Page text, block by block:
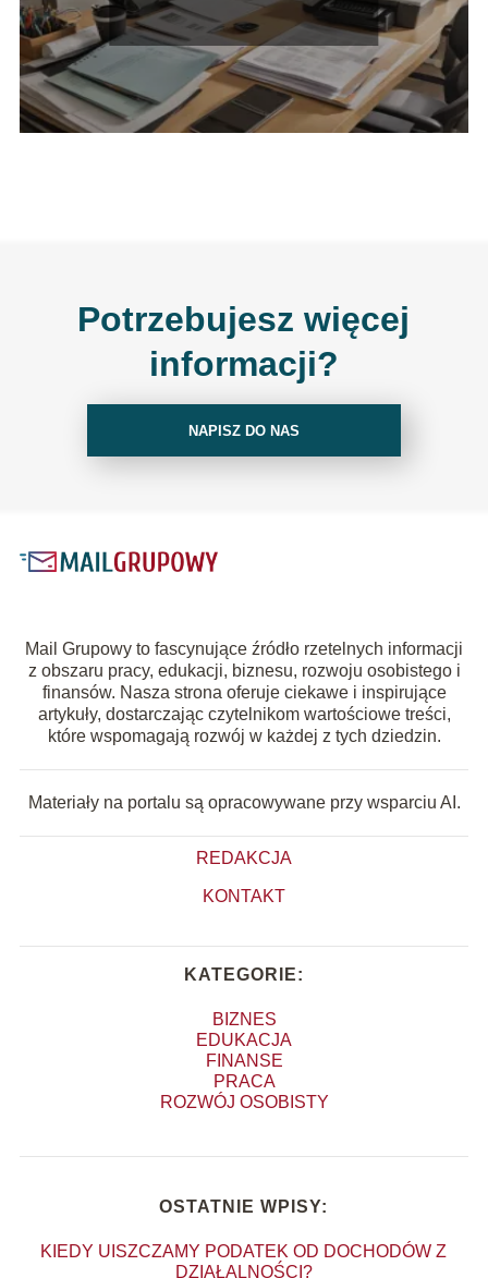
Potrzebujesz więcej
informacji?
NAPISZ DO NAS
Mail Grupowy to fascynujące źródło rzetelnych informacji
z obszaru pracy, edukacji, biznesu, rozwoju osobistego i
finansów. Nasza strona oferuje ciekawe i inspirujące
artykuły, dostarczając czytelnikom wartościowe treści,
które wspomagają rozwój w każdej z tych dziedzin.
Materiały na portalu są opracowywane przy wsparciu AI.
REDAKCJA
KONTAKT
KATEGORIE:
BIZNES
EDUKACJA
FINANSE
PRACA
ROZWÓJ OSOBISTY
OSTATNIE WPISY:
KIEDY UISZCZAMY PODATEK OD DOCHODÓW Z
DZIAŁALNOŚCI?